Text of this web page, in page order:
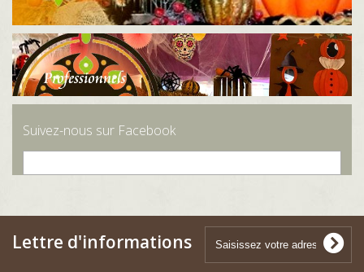
Suivez-nous sur Facebook
Lettre d'informations